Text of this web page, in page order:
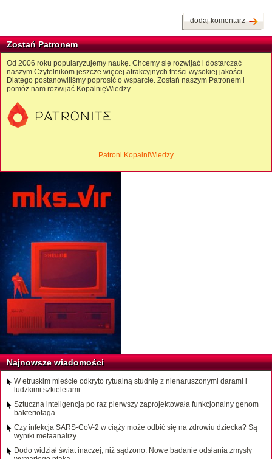
dodaj komentarz
Zostań Patronem
Od 2006 roku popularyzujemy naukę. Chcemy się rozwijać i dostarczać
naszym Czytelnikom jeszcze więcej atrakcyjnych treści wysokiej jakości.
Dlatego postanowiliśmy poprosić o wsparcie. Zostań naszym Patronem i
pomóż nam rozwijać KopalnięWiedzy.
Patroni KopalniWiedzy
Najnowsze wiadomości
W etruskim mieście odkryto rytualną studnię z nienaruszonymi darami i
ludzkimi szkieletami
Sztuczna inteligencja po raz pierwszy zaprojektowała funkcjonalny genom
bakteriofaga
Czy infekcja SARS-CoV-2 w ciąży może odbić się na zdrowiu dziecka? Są
wyniki metaanalizy
Dodo widział świat inaczej, niż sądzono. Nowe badanie odsłania zmysły